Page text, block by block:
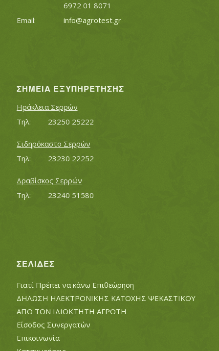
			6972 01 8071
info@agrotest.gr
ΣΗΜΕΊΑ ΕΞΥΠΗΡΈΤΗΣΗΣ
Ηράκλεια Σερρών
Τηλ:		23250 25222
Σιδηρόκαστο Σερρών
Τηλ:		23230 22252
Δραβίσκος Σερρών
Τηλ:		23240 51580
ΣΕΛΊΔΕΣ
Γιατί Πρέπει να κάνω Επιθεώρηση
ΔΗΛΩΣΗ ΗΛΕΚΤΡΟΝΙΚΗΣ ΚΑΤΟΧΗΣ ΨΕΚΑΣΤΙΚΟΥ
ΑΠΟ ΤΟΝ ΙΔΙΟΚΤΗΤΗ ΑΓΡΟΤΗ
Είσοδος Συνεργατών
Επικοινωνία